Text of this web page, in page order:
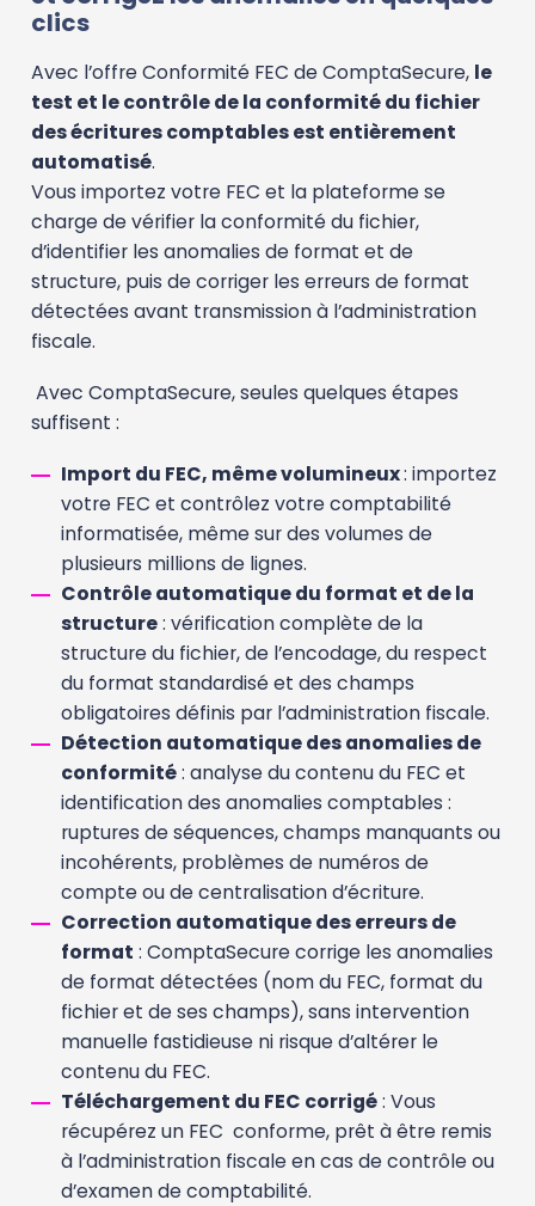
clics
Avec l’offre Conformité FEC de ComptaSecure, le
test et le contrôle de la conformité du fichier
des écritures comptables est entièrement
automatisé.
Vous importez votre FEC et la plateforme se
charge de vérifier la conformité du fichier,
d’identifier les anomalies de format et de
structure, puis de corriger les erreurs de format
détectées avant transmission à l’administration
fiscale.
Avec ComptaSecure, seules quelques étapes
suffisent :
Import du FEC, même volumineux: importez
votre FEC et contrôlez votre comptabilité
informatisée, même sur des volumes de
plusieurs millions de lignes.
Contrôleautomatique du format et de la
structure: vérification complète de la
structure du fichier, de l’encodage, du respect
du format standardisé et des champs
obligatoires définis par l’administration fiscale.
Détection automatique des anomalies de
conformité: analyse du contenu du FEC et
identification des anomalies comptables :
ruptures de séquences, champs manquants ou
incohérents, problèmes de numéros de
compte ou de centralisation d’écriture.
Correction automatique des erreurs de
format : ComptaSecure corrige les anomalies
de format détectées (nom du FEC, format du
fichier et de ses champs), sans intervention
manuelle fastidieuse ni risque d’altérer le
contenu du FEC.
Téléchargement du FEC corrigé: Vous
récupérez un FEC conforme, prêt à être remis
à l’administration fiscale en cas de contrôle ou
d’examen de comptabilité.